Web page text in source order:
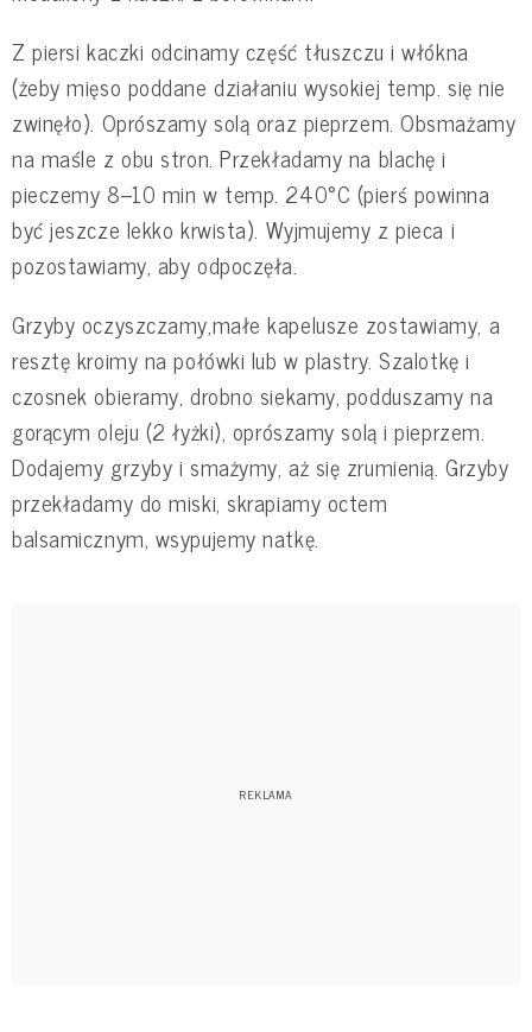
Z piersi kaczki odcinamy część tłuszczu i włókna
(żeby mięso poddane działaniu wysokiej temp. się nie
zwinęło). Oprószamy solą oraz pieprzem. Obsmażamy
na maśle z obu stron. Przekładamy na blachę i
pieczemy 8–10 min w temp. 240°C (pierś powinna
być jeszcze lekko krwista). Wyjmujemy z pieca i
pozostawiamy, aby odpoczęła.
Grzyby oczyszczamy,małe kapelusze zostawiamy, a
resztę kroimy na połówki lub w plastry. Szalotkę i
czosnek obieramy, drobno siekamy, podduszamy na
gorącym oleju (2 łyżki), oprószamy solą i pieprzem.
Dodajemy grzyby i smażymy, aż się zrumienią. Grzyby
przekładamy do miski, skrapiamy octem
balsamicznym, wsypujemy natkę.